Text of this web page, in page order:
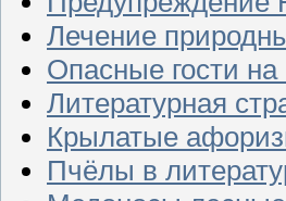
Лечение
Опасные гости на
Литературная
Крылатые
Пчёлы в